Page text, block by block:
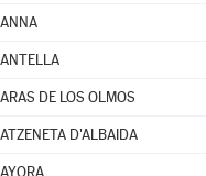
ANNA
ANTELLA
ARAS DE LOS OLMOS
ATZENETA D'ALBAIDA
AYORA